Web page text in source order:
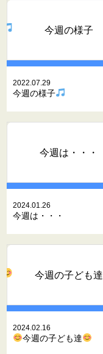
今週の様子
2022.07.29
今週の様子
今週は・・・
2024.01.26
今週は・・・
今週の子ども達
2024.02.16
今週の子ども達